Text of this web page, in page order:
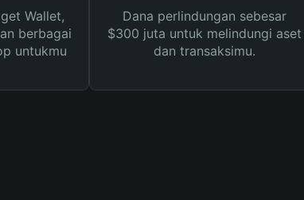
Wallet,
berbagai
untukmu
Dana perlindungan sebesar
$300 juta untuk melindungi aset
dan transaksimu.